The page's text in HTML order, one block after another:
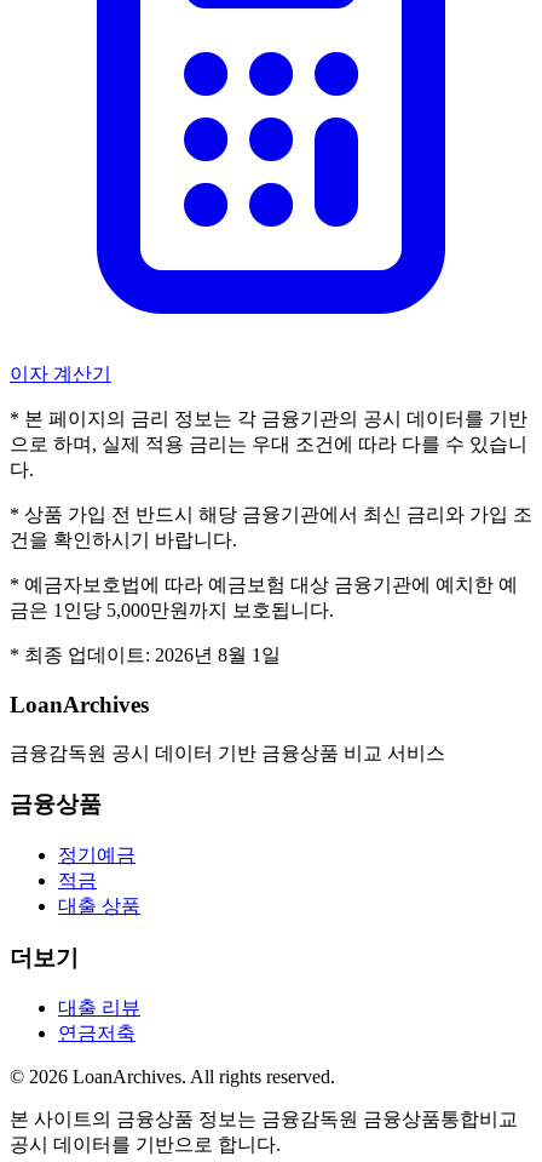
이자 계산기
* 본 페이지의 금리 정보는 각 금융기관의 공시 데이터를 기반
으로 하며, 실제 적용 금리는 우대 조건에 따라 다를 수 있습니
다.
* 상품 가입 전 반드시 해당 금융기관에서 최신 금리와 가입 조
건을 확인하시기 바랍니다.
* 예금자보호법에 따라 예금보험 대상 금융기관에 예치한 예
금은 1인당 5,000만원까지 보호됩니다.
* 최종 업데이트: 2026년 8월 1일
LoanArchives
금융감독원 공시 데이터 기반 금융상품 비교 서비스
금융상품
정기예금
적금
대출 상품
더보기
대출 리뷰
연금저축
© 2026 LoanArchives. All rights reserved.
본 사이트의 금융상품 정보는 금융감독원 금융상품통합비교
공시 데이터를 기반으로 합니다.